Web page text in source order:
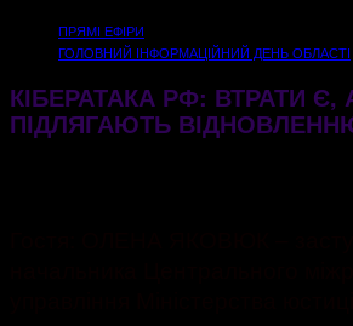
ПРЯМІ ЕФІРИ
ГОЛОВНИЙ ІНФОРМАЦІЙНИЙ ДЕНЬ ОБЛАСТІ
КІБЕРАТАКА РФ: ВТРАТИ
ПІДЛЯГАЮТЬ